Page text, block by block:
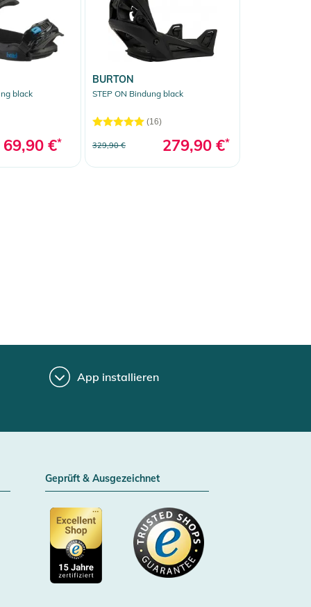
black
69,90 €*
BURTON
STEP ON Bindung black
(16)
329,90 € 279,90 €*
App installieren
Geprüft & Ausgezeichnet